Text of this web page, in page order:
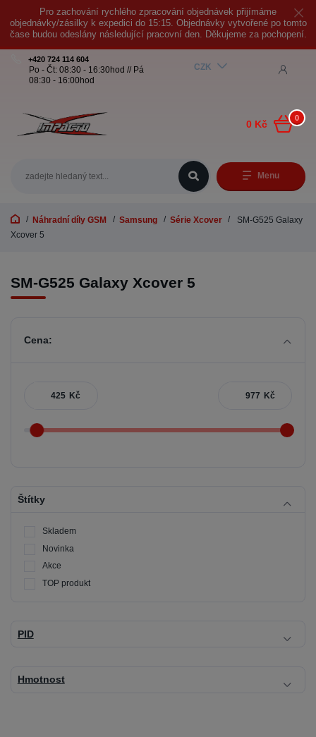
Pro zachování rychlého zpracování objednávek přijímáme
objednávky/zásilky k expedici do 15:15. Objednávky vytvořené po tomto
čase budou odeslány následující pracovní den. Děkujeme za pochopení.
Menu
CZK
+420 724 114 604
Po - Čt: 08:30 - 16:30hod // Pá
08:30 - 16:00hod
0
0 Kč
Náhradní díly GSM Samsung Série Xcover
SM-G525 Galaxy
Xcover 5
SM-G525 Galaxy Xcover 5
Cena:
Kč Kč
Štítky
Skladem
Novinka
Akce
TOP produkt
PID
Hmotnost